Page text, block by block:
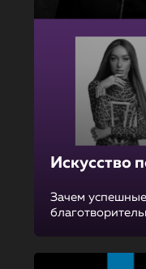
Искусство
Зачем